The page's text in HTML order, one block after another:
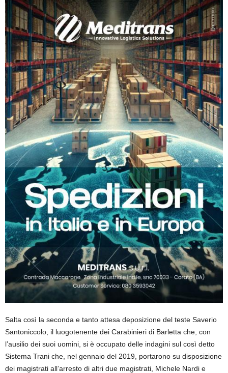
Salta così la seconda e tanto attesa deposizione del teste Saverio
Santoniccolo, il luogotenente dei Carabinieri di Barletta che, con
l’ausilio dei suoi uomini, si è occupato delle indagini sul così detto
Sistema Trani che, nel gennaio del 2019, portarono su disposizione
dei magistrati all’arresto di altri due magistrati, Michele Nardi e